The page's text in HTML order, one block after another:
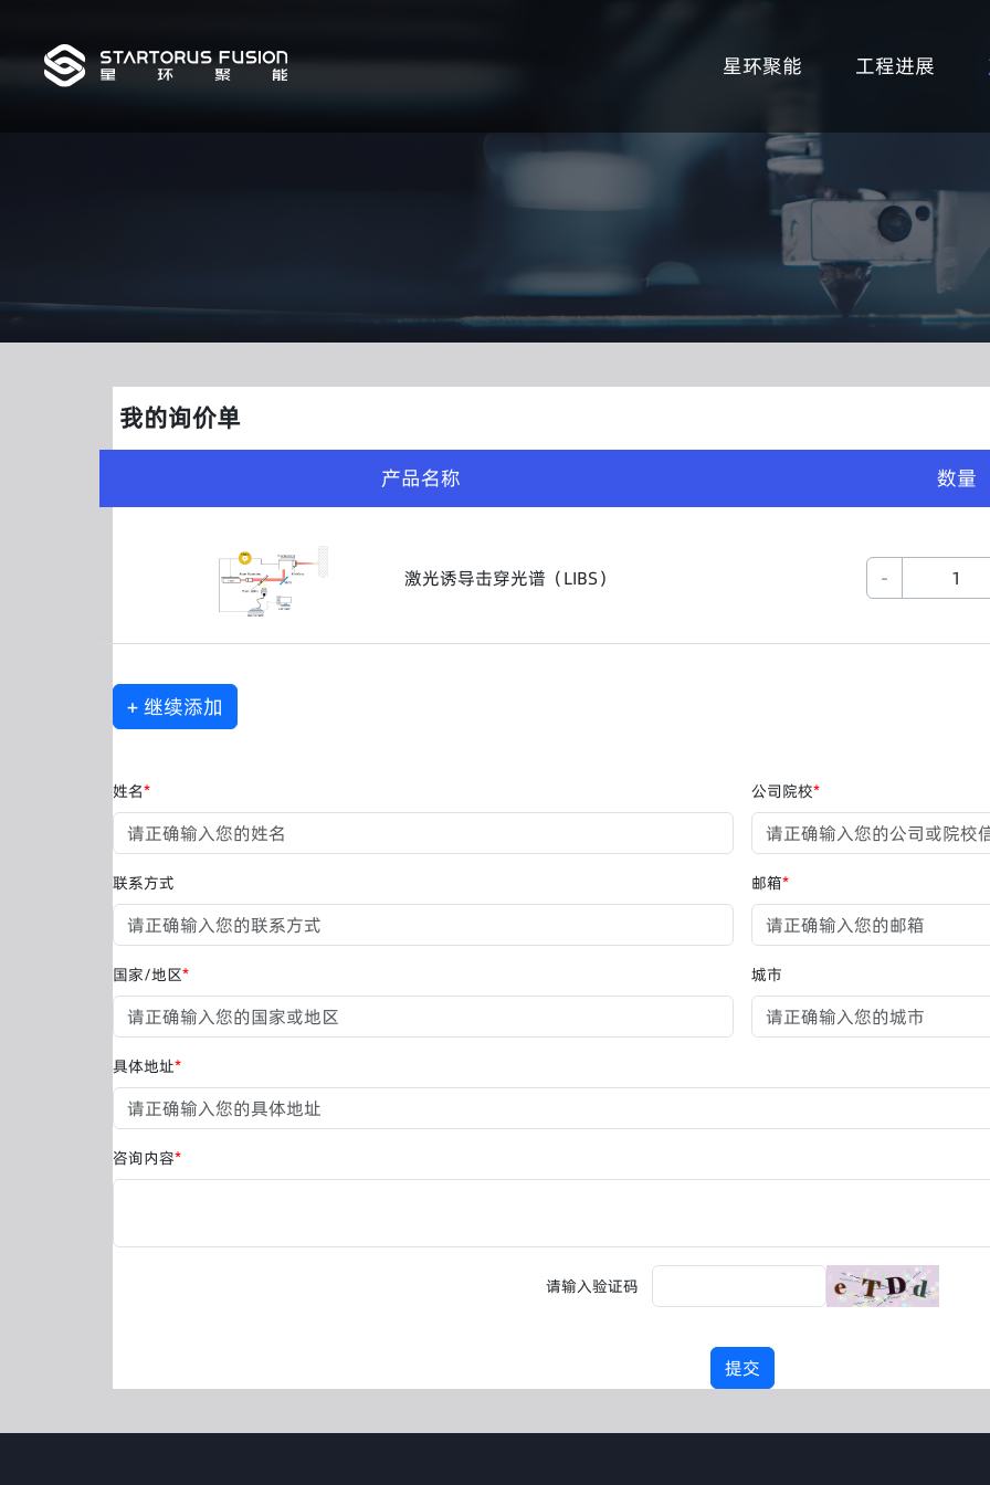
星环聚能 工程进展
我的询价单
产品名称 数量
激光诱导击穿光谱（LIBS） -
+ 继续添加
姓名* 公司院校*
联系方式 邮箱*
国家/地区* 城市
具体地址*
咨询内容*
请输入验证码
提交